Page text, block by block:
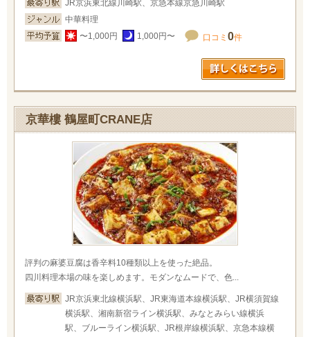
JR京浜東北線川崎駅、京急本線京急川崎駅
中華料理
〜1,000円
1,000円〜 口コミ 0件
京華樓 鶴屋町CRANE店
評判の麻婆豆腐は香辛料10種類以上を使った絶品。
四川料理本場の味を楽しめます。モダンなムードで、色...
JR京浜東北線横浜駅、JR東海道本線横浜駅、JR横須賀線
横浜駅、湘南新宿ライン横浜駅、みなとみらい線横浜
駅、ブルーライン横浜駅、JR根岸線横浜駅、京急本線横